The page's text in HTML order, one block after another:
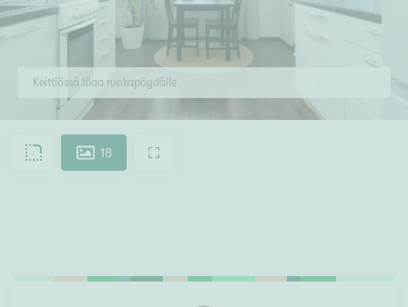
Keittiössä tilaa ruokapöydälle
18